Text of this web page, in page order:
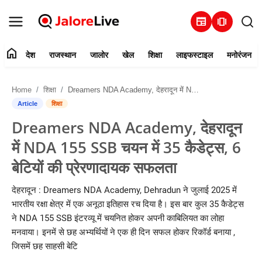
newspaper amp_stories
संपर्क करें
देश
राजस्थान
जालोर
खेल
शिक्षा
home देश राजस्थान जालोर खेल शिक्षा लाइफस्टाइल मनोरंजन
Home शिक्षा Dreamers NDA Academy, देहरादून में NDA 155 SSB चयन में 35 कैडेट्स, 6 बेटियों की प्रेरणादायक सफलता
Article शिक्षा
Dreamers NDA Academy, देहरादून
में NDA 155 SSB चयन में 35 कैडेट्स, 6
बेटियों की प्रेरणादायक सफलता
देहरादून : Dreamers NDA Academy, Dehradun ने जुलाई 2025 में
भारतीय रक्षा क्षेत्र में एक अनूठा इतिहास रच दिया है। इस बार कुल 35 कैडेट्स
ने NDA 155 SSB इंटरव्यू में चयनित होकर अपनी काबिलियत का लोहा
मनवाया। इनमें से छह अभ्यर्थियों ने एक ही दिन सफल होकर रिकॉर्ड बनाया ,
जिसमें छह साहसी बेटि